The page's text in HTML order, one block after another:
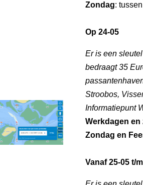
Zondag:
Op 24-05
Er is een
bedraagt 35
Stroobos,
Informatiepunt
Werkdagen en
Zondag en
Vanaf 25-05 t/